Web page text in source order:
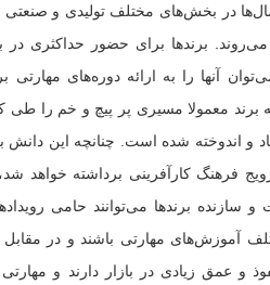
در بخش‌های مختلف تولیدی و صنعتی
برندها برای حضور حداکثری در
آنها را به ارائه دوره‌های مهارتی
برند معمولا مسیری پر پیچ و خم را
و اندوخته شده است. چنانچه این دانش
فرهنگ کارآفرینی برداشته خواهد شد،
سازنده برندها می‌توانند حامی
آموزش‌های مهارتی باشند و در مقابل
و عمق زیادی در بازار دارند و